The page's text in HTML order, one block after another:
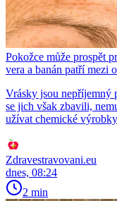
Pokožce může prospět
vera a banán patří mezi
Vrásky jsou nepříjemný
se jich však zbavili,
užívat chemické
Zdravestravovani.eu
dnes, 08:24
2 min